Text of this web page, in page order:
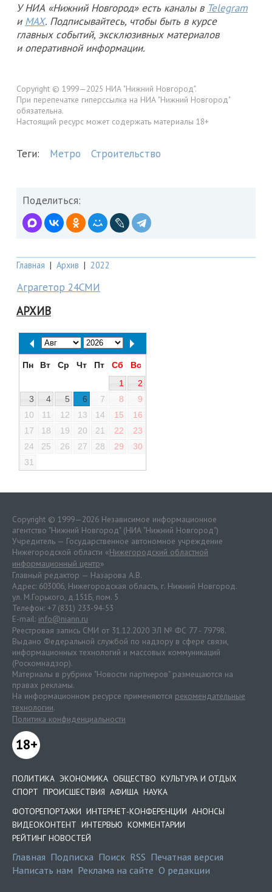
У НИА «Нижний Новгород» есть каналы в Telegram
и MAX. Подписывайтесь, чтобы быть в курсе
главных событий, эксклюзивных материалов
и оперативной информации.
Copyright © 1999—2025 НИА "Нижний Новгород".
При перепечатке гиперссылка на НИА "Нижний Новгород"
обязательна.
Настоящий ресурс может содержать материалы 18+
Теги: Метро Строительство
Поделиться:
Главная | Архив | 2022
Аграгетор 24СМИ
АРХИВ
Пн Вт Ср Чт Пт Сб
Вс
1
2
3
4 5 6 7 8
9
10
11 12 13 14 15
16
17
18 19 20 21 22
23
24
25 26 27 28 29
30
31
Copyright © 1999—2026 Независимое информационное
агентство "Нижний Новгород" (НИА "Нижний Новгород")
Учредитель — Государственное автономное учреждение
Нижегородской области «Нижегородский областной
информационный центр»
Главный редактор — Назарова А.В.
Адрес: 603006, Нижегородская область, г. Нижний Новгород.
ул. М.Горького, д.151Б, пом. 5
Телефон: +7 (831) 233-94-53
E-mail: info@niann.ru
Реестровая запись СМИ от 31.12.2020 ЭЛ № ФС 77 - 79798.
Выдано Федеральной службой по надзору в сфере связи,
информационных технологий и массовых коммуникаций
(Роскомнадзор).
Материалы в рубрике "Новости партнеров" размещаются на
правах рекламы.
На информационном ресурсе применяются рекомендательные
технологии.
Политика конфиденциальности
18+
ПОЛИТИКА ЭКОНОМИКА ОБЩЕСТВО КУЛЬТУРА И ОТДЫХ
СПОРТ ПРОИСШЕСТВИЯ АФИША НАУКА
ФОТОРЕПОРТАЖИ ИНТЕРНЕТ-КОНФЕРЕНЦИИ АНОНСЫ
ВИДЕОКОНТЕНТ ИНТЕРВЬЮ КОММЕНТАРИИ
РЕЙТИНГ НОВОСТЕЙ
Главная Подписка Поиск RSS Печатная версия
Написать нам Реклама на сайте О редакции